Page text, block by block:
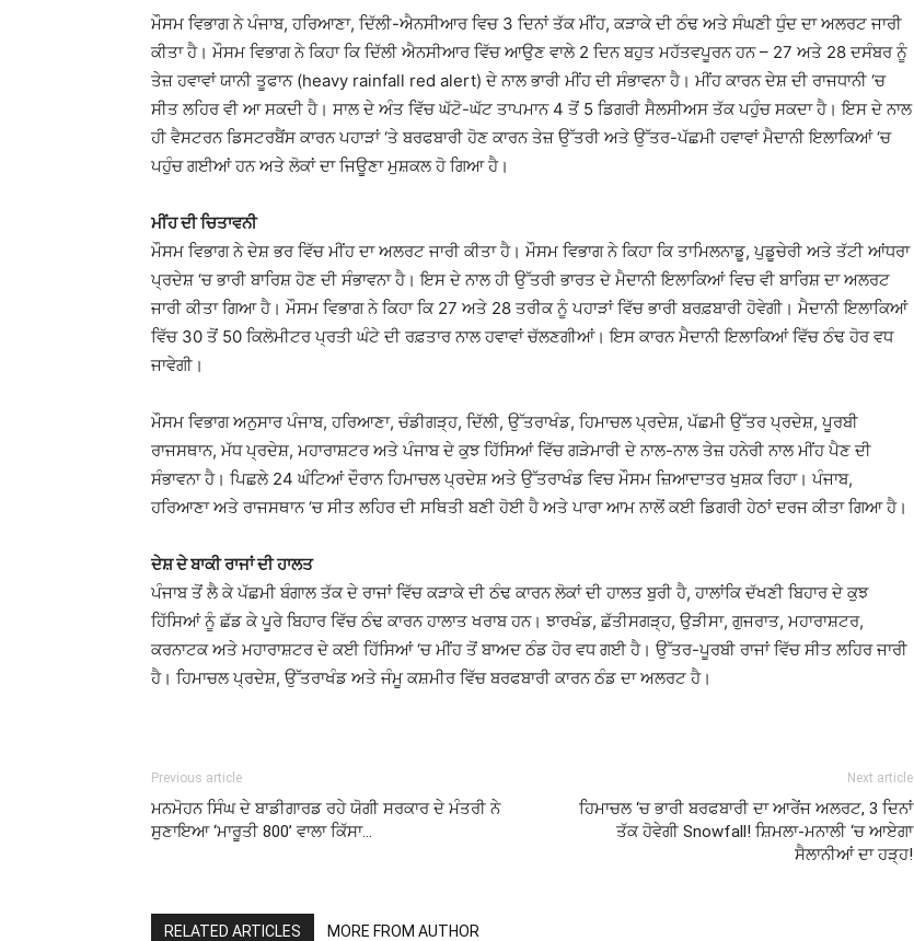
ਮੌਸਮ ਵਿਭਾਗ ਨੇ ਪੰਜਾਬ, ਹਰਿਆਣਾ, ਦਿੱਲੀ-ਐਨਸੀਆਰ ਵਿਚ 3 ਦਿਨਾਂ ਤੱਕ ਮੀਂਹ, ਕੜਾਕੇ ਦੀ ਠੰਢ ਅਤੇ ਸੰਘਣੀ ਧੁੰਦ ਦਾ ਅਲਰਟ ਜਾਰੀ
ਕੀਤਾ ਹੈ। ਮੌਸਮ ਵਿਭਾਗ ਨੇ ਕਿਹਾ ਕਿ ਦਿੱਲੀ ਐਨਸੀਆਰ ਵਿੱਚ ਆਉਣ ਵਾਲੇ 2 ਦਿਨ ਬਹੁਤ ਮਹੱਤਵਪੂਰਨ ਹਨ – 27 ਅਤੇ 28 ਦਸੰਬਰ ਨੂੰ
ਤੇਜ਼ ਹਵਾਵਾਂ ਯਾਨੀ ਤੂਫਾਨ (heavy rainfall red alert) ਦੇ ਨਾਲ ਭਾਰੀ ਮੀਂਹ ਦੀ ਸੰਭਾਵਨਾ ਹੈ। ਮੀਂਹ ਕਾਰਨ ਦੇਸ਼ ਦੀ ਰਾਜਧਾਨੀ ‘ਚ
ਸੀਤ ਲਹਿਰ ਵੀ ਆ ਸਕਦੀ ਹੈ। ਸਾਲ ਦੇ ਅੰਤ ਵਿੱਚ ਘੱਟੋ-ਘੱਟ ਤਾਪਮਾਨ 4 ਤੋਂ 5 ਡਿਗਰੀ ਸੈਲਸੀਅਸ ਤੱਕ ਪਹੁੰਚ ਸਕਦਾ ਹੈ। ਇਸ ਦੇ ਨਾਲ
ਹੀ ਵੈਸਟਰਨ ਡਿਸਟਰਬੈਂਸ ਕਾਰਨ ਪਹਾੜਾਂ ‘ਤੇ ਬਰਫਬਾਰੀ ਹੋਣ ਕਾਰਨ ਤੇਜ਼ ਉੱਤਰੀ ਅਤੇ ਉੱਤਰ-ਪੱਛਮੀ ਹਵਾਵਾਂ ਮੈਦਾਨੀ ਇਲਾਕਿਆਂ ‘ਚ
ਪਹੁੰਚ ਗਈਆਂ ਹਨ ਅਤੇ ਲੋਕਾਂ ਦਾ ਜਿਊਣਾ ਮੁਸ਼ਕਲ ਹੋ ਗਿਆ ਹੈ।
ਮੀਂਹ ਦੀ ਚਿਤਾਵਨੀ
ਮੌਸਮ ਵਿਭਾਗ ਨੇ ਦੇਸ਼ ਭਰ ਵਿੱਚ ਮੀਂਹ ਦਾ ਅਲਰਟ ਜਾਰੀ ਕੀਤਾ ਹੈ। ਮੌਸਮ ਵਿਭਾਗ ਨੇ ਕਿਹਾ ਕਿ ਤਾਮਿਲਨਾਡੂ, ਪੁਡੂਚੇਰੀ ਅਤੇ ਤੱਟੀ ਆਂਧਰਾ
ਪ੍ਰਦੇਸ਼ ‘ਚ ਭਾਰੀ ਬਾਰਿਸ਼ ਹੋਣ ਦੀ ਸੰਭਾਵਨਾ ਹੈ। ਇਸ ਦੇ ਨਾਲ ਹੀ ਉੱਤਰੀ ਭਾਰਤ ਦੇ ਮੈਦਾਨੀ ਇਲਾਕਿਆਂ ਵਿਚ ਵੀ ਬਾਰਿਸ਼ ਦਾ ਅਲਰਟ
ਜਾਰੀ ਕੀਤਾ ਗਿਆ ਹੈ। ਮੌਸਮ ਵਿਭਾਗ ਨੇ ਕਿਹਾ ਕਿ 27 ਅਤੇ 28 ਤਰੀਕ ਨੂੰ ਪਹਾੜਾਂ ਵਿੱਚ ਭਾਰੀ ਬਰਫ਼ਬਾਰੀ ਹੋਵੇਗੀ। ਮੈਦਾਨੀ ਇਲਾਕਿਆਂ
ਵਿੱਚ 30 ਤੋਂ 50 ਕਿਲੋਮੀਟਰ ਪ੍ਰਤੀ ਘੰਟੇ ਦੀ ਰਫ਼ਤਾਰ ਨਾਲ ਹਵਾਵਾਂ ਚੱਲਣਗੀਆਂ। ਇਸ ਕਾਰਨ ਮੈਦਾਨੀ ਇਲਾਕਿਆਂ ਵਿੱਚ ਠੰਢ ਹੋਰ ਵਧ
ਜਾਵੇਗੀ।
ਮੌਸਮ ਵਿਭਾਗ ਅਨੁਸਾਰ ਪੰਜਾਬ, ਹਰਿਆਣਾ, ਚੰਡੀਗੜ੍ਹ, ਦਿੱਲੀ, ਉੱਤਰਾਖੰਡ, ਹਿਮਾਚਲ ਪ੍ਰਦੇਸ਼, ਪੱਛਮੀ ਉੱਤਰ ਪ੍ਰਦੇਸ਼, ਪੂਰਬੀ
ਰਾਜਸਥਾਨ, ਮੱਧ ਪ੍ਰਦੇਸ਼, ਮਹਾਰਾਸ਼ਟਰ ਅਤੇ ਪੰਜਾਬ ਦੇ ਕੁਝ ਹਿੱਸਿਆਂ ਵਿੱਚ ਗੜੇਮਾਰੀ ਦੇ ਨਾਲ-ਨਾਲ ਤੇਜ਼ ਹਨੇਰੀ ਨਾਲ ਮੀਂਹ ਪੈਣ ਦੀ
ਸੰਭਾਵਨਾ ਹੈ। ਪਿਛਲੇ 24 ਘੰਟਿਆਂ ਦੌਰਾਨ ਹਿਮਾਚਲ ਪ੍ਰਦੇਸ਼ ਅਤੇ ਉੱਤਰਾਖੰਡ ਵਿਚ ਮੌਸਮ ਜ਼ਿਆਦਾਤਰ ਖੁਸ਼ਕ ਰਿਹਾ। ਪੰਜਾਬ,
ਹਰਿਆਣਾ ਅਤੇ ਰਾਜਸਥਾਨ ‘ਚ ਸੀਤ ਲਹਿਰ ਦੀ ਸਥਿਤੀ ਬਣੀ ਹੋਈ ਹੈ ਅਤੇ ਪਾਰਾ ਆਮ ਨਾਲੋਂ ਕਈ ਡਿਗਰੀ ਹੇਠਾਂ ਦਰਜ ਕੀਤਾ ਗਿਆ ਹੈ।
ਦੇਸ਼ ਦੇ ਬਾਕੀ ਰਾਜਾਂ ਦੀ ਹਾਲਤ
ਪੰਜਾਬ ਤੋਂ ਲੈ ਕੇ ਪੱਛਮੀ ਬੰਗਾਲ ਤੱਕ ਦੇ ਰਾਜਾਂ ਵਿੱਚ ਕੜਾਕੇ ਦੀ ਠੰਢ ਕਾਰਨ ਲੋਕਾਂ ਦੀ ਹਾਲਤ ਬੁਰੀ ਹੈ, ਹਾਲਾਂਕਿ ਦੱਖਣੀ ਬਿਹਾਰ ਦੇ ਕੁਝ
ਹਿੱਸਿਆਂ ਨੂੰ ਛੱਡ ਕੇ ਪੂਰੇ ਬਿਹਾਰ ਵਿੱਚ ਠੰਢ ਕਾਰਨ ਹਾਲਾਤ ਖਰਾਬ ਹਨ। ਝਾਰਖੰਡ, ਛੱਤੀਸਗੜ੍ਹ, ਉੜੀਸਾ, ਗੁਜਰਾਤ, ਮਹਾਰਾਸ਼ਟਰ,
ਕਰਨਾਟਕ ਅਤੇ ਮਹਾਰਾਸ਼ਟਰ ਦੇ ਕਈ ਹਿੱਸਿਆਂ ‘ਚ ਮੀਂਹ ਤੋਂ ਬਾਅਦ ਠੰਡ ਹੋਰ ਵਧ ਗਈ ਹੈ। ਉੱਤਰ-ਪੂਰਬੀ ਰਾਜਾਂ ਵਿੱਚ ਸੀਤ ਲਹਿਰ ਜਾਰੀ
ਹੈ। ਹਿਮਾਚਲ ਪ੍ਰਦੇਸ਼, ਉੱਤਰਾਖੰਡ ਅਤੇ ਜੰਮੂ ਕਸ਼ਮੀਰ ਵਿੱਚ ਬਰਫਬਾਰੀ ਕਾਰਨ ਠੰਡ ਦਾ ਅਲਰਟ ਹੈ।
Previous article
ਮਨਮੋਹਨ ਸਿੰਘ ਦੇ ਬਾਡੀਗਾਰਡ ਰਹੇ ਯੋਗੀ ਸਰਕਾਰ ਦੇ ਮੰਤਰੀ ਨੇ
ਸੁਣਾਇਆ ‘ਮਾਰੂਤੀ 800’ ਵਾਲਾ ਕਿੱਸਾ…
Next article
ਹਿਮਾਚਲ ‘ਚ ਭਾਰੀ ਬਰਫਬਾਰੀ ਦਾ ਆਰੇਂਜ ਅਲਰਟ, 3 ਦਿਨਾਂ
ਤੱਕ ਹੋਵੇਗੀ Snowfall! ਸ਼ਿਮਲਾ-ਮਨਾਲੀ ‘ਚ ਆਏਗਾ
ਸੈਲਾਨੀਆਂ ਦਾ ਹੜ੍ਹ!
RELATED ARTICLES MORE FROM AUTHOR